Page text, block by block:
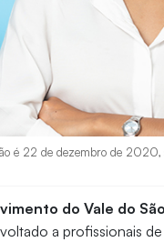
é 22 de dezembro de
do Vale do
a profissionais